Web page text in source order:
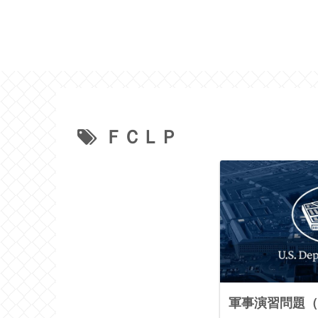
ＦＣＬＰ
軍事演習問題